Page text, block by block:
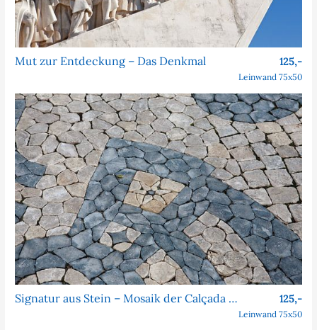
Mut zur Entdeckung – Das Denkmal 125,-
Leinwand 75x50
Signatur aus Stein – Mosaik der Calçada Portuguesa 125,-
Leinwand 75x50